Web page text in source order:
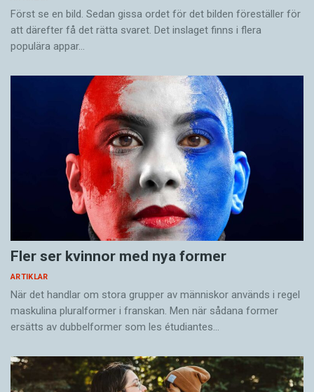
Först se en bild. Sedan gissa ordet för det bilden föreställer för
att därefter få det rätta svaret. Det inslaget finns i flera
populära appar…
Fler ser kvinnor med nya former
ARTIKLAR
När det handlar om stora grupper av människor används i regel
maskulina pluralformer i franskan. Men när sådana ­former
ersätts av dubbel­former som les étudiantes…